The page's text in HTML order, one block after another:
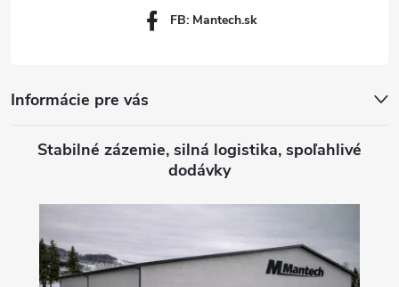
FB: Mantech.sk
Informácie pre vás
Stabilné zázemie, silná logistika, spoľahlivé
dodávky